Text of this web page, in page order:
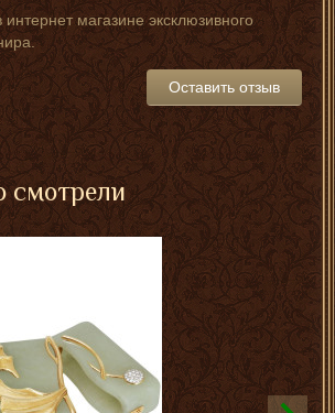
магазине эксклюзивного
Оставить отзыв
смотрели